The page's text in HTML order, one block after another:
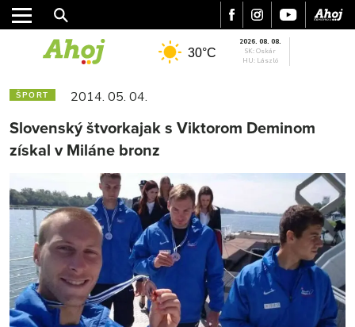
MESTO
REGIÓN
30°C
2026. 08. 08.
SK: Oskár
HU: László
ŠPORT 2014. 05. 04.
Slovenský štvorkajak s Viktorom Deminom
získal v Miláne bronz